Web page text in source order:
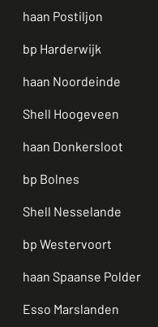
haan Postiljon
bp Harderwijk
haan Noordeinde
Shell Hoogeveen
haan Donkersloot
bp Bolnes
Shell Nesselande
bp Westervoort
haan Spaanse Polder
Esso Marslanden